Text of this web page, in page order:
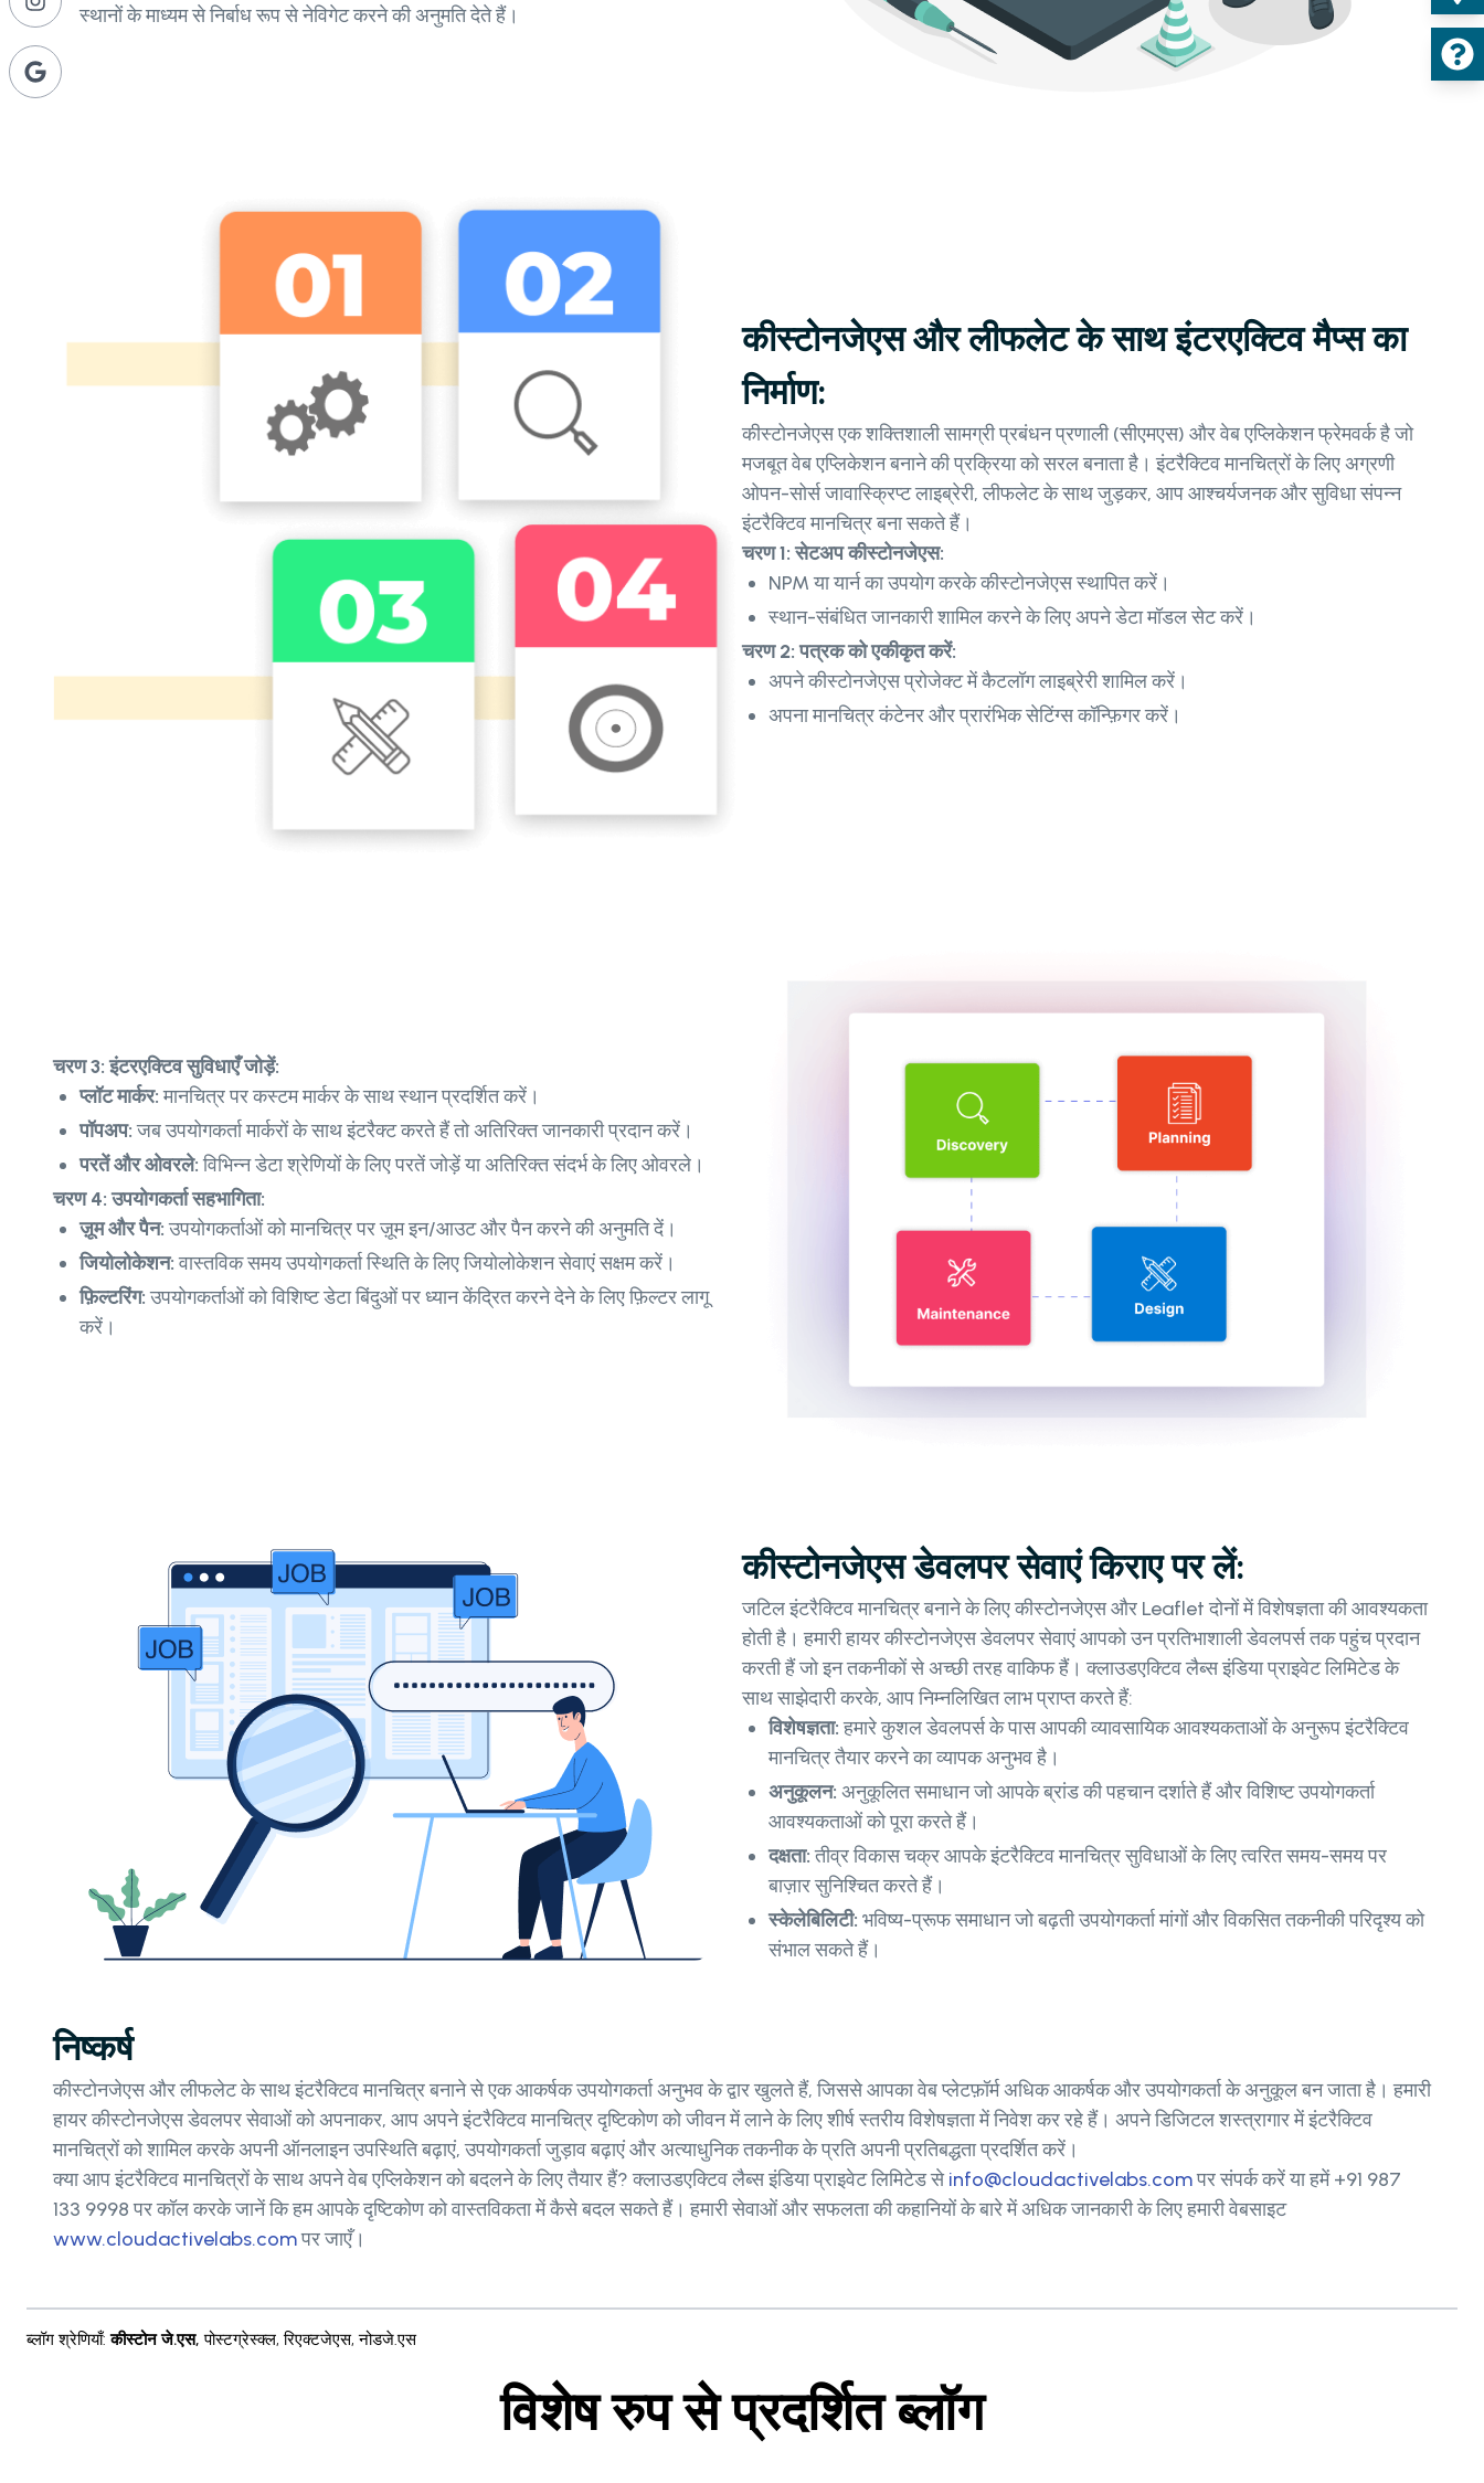
स्थानों के माध्यम से निर्बाध रूप से नेविगेट करने की अनुमति देते हैं।
कीस्टोनजेएस और लीफलेट के साथ इंटरएक्टिव मैप्स का
निर्माण:
कीस्टोनजेएस एक शक्तिशाली सामग्री प्रबंधन प्रणाली (सीएमएस) और वेब एप्लिकेशन फ्रेमवर्क है जो
मजबूत वेब एप्लिकेशन बनाने की प्रक्रिया को सरल बनाता है। इंटरैक्टिव मानचित्रों के लिए अग्रणी
ओपन-सोर्स जावास्क्रिप्ट लाइब्रेरी, लीफलेट के साथ जुड़कर, आप आश्चर्यजनक और सुविधा संपन्न
इंटरैक्टिव मानचित्र बना सकते हैं।
चरण 1: सेटअप कीस्टोनजेएस:
NPM या यार्न का उपयोग करके कीस्टोनजेएस स्थापित करें।
स्थान-संबंधित जानकारी शामिल करने के लिए अपने डेटा मॉडल सेट करें।
चरण 2: पत्रक को एकीकृत करें:
अपने कीस्टोनजेएस प्रोजेक्ट में कैटलॉग लाइब्रेरी शामिल करें।
अपना मानचित्र कंटेनर और प्रारंभिक सेटिंग्स कॉन्फ़िगर करें।
चरण 3: इंटरएक्टिव सुविधाएँ जोड़ें:
प्लॉट मार्कर:मानचित्र पर कस्टम मार्कर के साथ स्थान प्रदर्शित करें।
पॉपअप:जब उपयोगकर्ता मार्करों के साथ इंटरैक्ट करते हैं तो अतिरिक्त जानकारी प्रदान करें।
परतें और ओवरले:विभिन्न डेटा श्रेणियों के लिए परतें जोड़ें या अतिरिक्त संदर्भ के लिए ओवरले।
चरण 4: उपयोगकर्ता सहभागिता:
ज़ूम और पैन:उपयोगकर्ताओं को मानचित्र पर ज़ूम इन/आउट और पैन करने की अनुमति दें।
जियोलोकेशन:वास्तविक समय उपयोगकर्ता स्थिति के लिए जियोलोकेशन सेवाएं सक्षम करें।
फ़िल्टरिंग:उपयोगकर्ताओं को विशिष्ट डेटा बिंदुओं पर ध्यान केंद्रित करने देने के लिए फ़िल्टर लागू
करें।
कीस्टोनजेएस डेवलपर सेवाएं किराए पर लें:
जटिल इंटरैक्टिव मानचित्र बनाने के लिए कीस्टोनजेएस और Leaflet दोनों में विशेषज्ञता की आवश्यकता
होती है। हमारी हायर कीस्टोनजेएस डेवलपर सेवाएं आपको उन प्रतिभाशाली डेवलपर्स तक पहुंच प्रदान
करती हैं जो इन तकनीकों से अच्छी तरह वाकिफ हैं। क्लाउडएक्टिव लैब्स इंडिया प्राइवेट लिमिटेड के
साथ साझेदारी करके, आप निम्नलिखित लाभ प्राप्त करते हैं:
विशेषज्ञता:हमारे कुशल डेवलपर्स के पास आपकी व्यावसायिक आवश्यकताओं के अनुरूप इंटरैक्टिव
मानचित्र तैयार करने का व्यापक अनुभव है।
अनुकूलन: अनुकूलित समाधान जो आपके ब्रांड की पहचान दर्शाते हैं और विशिष्ट उपयोगकर्ता
आवश्यकताओं को पूरा करते हैं।
दक्षता:तीव्र विकास चक्र आपके इंटरैक्टिव मानचित्र सुविधाओं के लिए त्वरित समय-समय पर
बाज़ार सुनिश्चित करते हैं।
स्केलेबिलिटी: भविष्य-प्रूफ समाधान जो बढ़ती उपयोगकर्ता मांगों और विकसित तकनीकी परिदृश्य को
संभाल सकते हैं।
निष्कर्ष
कीस्टोनजेएस और लीफलेट के साथ इंटरैक्टिव मानचित्र बनाने से एक आकर्षक उपयोगकर्ता अनुभव के द्वार खुलते हैं, जिससे आपका वेब प्लेटफ़ॉर्म अधिक आकर्षक और उपयोगकर्ता के अनुकूल बन जाता है। हमारी
हायर कीस्टोनजेएस डेवलपर सेवाओं को अपनाकर, आप अपने इंटरैक्टिव मानचित्र दृष्टिकोण को जीवन में लाने के लिए शीर्ष स्तरीय विशेषज्ञता में निवेश कर रहे हैं। अपने डिजिटल शस्त्रागार में इंटरैक्टिव
मानचित्रों को शामिल करके अपनी ऑनलाइन उपस्थिति बढ़ाएं, उपयोगकर्ता जुड़ाव बढ़ाएं और अत्याधुनिक तकनीक के प्रति अपनी प्रतिबद्धता प्रदर्शित करें।
क्या आप इंटरैक्टिव मानचित्रों के साथ अपने वेब एप्लिकेशन को बदलने के लिए तैयार हैं? क्लाउडएक्टिव लैब्स इंडिया प्राइवेट लिमिटेड सेinfo@cloudactivelabs.comपर संपर्क करें या हमें +91 987
133 9998 पर कॉल करके जानें कि हम आपके दृष्टिकोण को वास्तविकता में कैसे बदल सकते हैं। हमारी सेवाओं और सफलता की कहानियों के बारे में अधिक जानकारी के लिए हमारी वेबसाइट
www.cloudactivelabs.comपर जाएँ।
ब्लॉग श्रेणियाँ: कीस्टोन जे.एस, पोस्टग्रेस्क्ल,रिएक्टजेएस,नोडजे.एस
विशेष रुप से प्रदर्शित ब्लॉग